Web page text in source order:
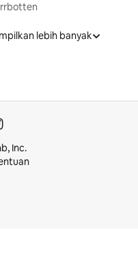
lebih banyak
Inc.